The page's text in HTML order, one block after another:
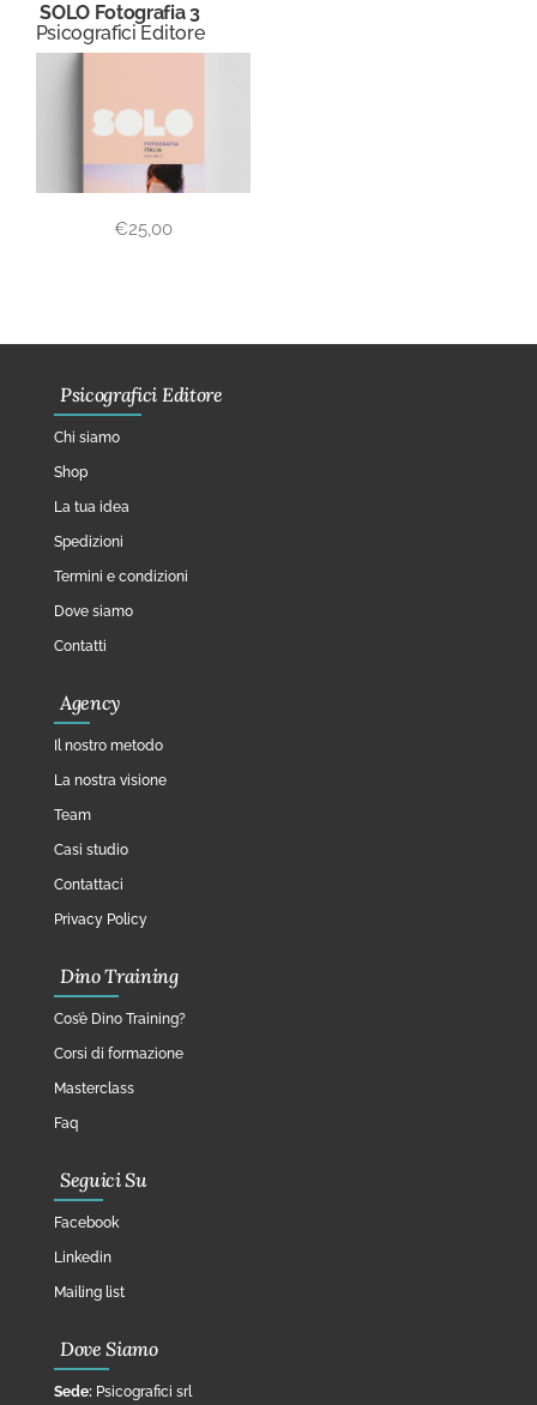
SOLO Fotografia 3
Psicografici Editore
€25,00
Psicografici Editore
Chi siamo
Shop
La tua idea
Spedizioni
Termini e condizioni
Dove siamo
Contatti
Agency
Il nostro metodo
La nostra visione
Team
Casi studio
Contattaci
Privacy Policy
Dino Training
Cos’è Dino Training?
Corsi di formazione
Masterclass
Faq
Seguici Su
Facebook
Linkedin
Mailing list
Dove Siamo
Sede: Psicografici srl